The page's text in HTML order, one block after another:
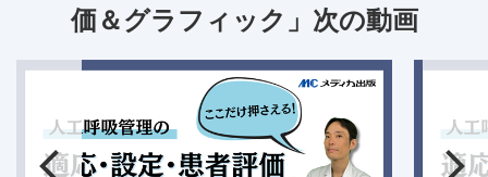
価＆グラフィック」次の動画